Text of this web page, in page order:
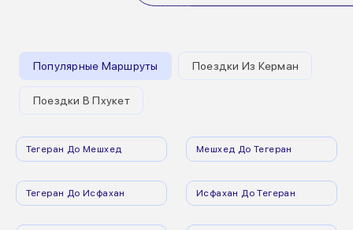
Популярные Маршруты Поездки Из Керман
Поездки В Пхукет
Тегеран До Мешхед Мешхед До Тегеран
Тегеран До Исфахан Исфахан До Тегеран